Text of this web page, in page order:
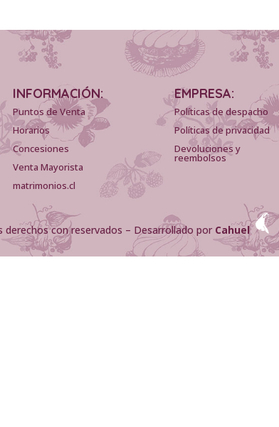
INFORMACIÓN:
Puntos de Venta
Horarios
Concesiones
Venta Mayorista
matrimonios.cl
EMPRESA:
Políticas de despacho
Políticas de privacidad
Devoluciones y
reembolsos
derechos con reservados – Desarrollado por Cahuel